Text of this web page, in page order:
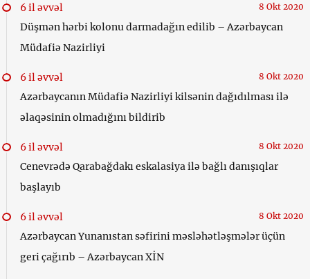
6 il əvvəl 8 Okt 2020
Düşmən hərbi kolonu darmadağın edilib – Azərbaycan
Müdafiə Nazirliyi
6 il əvvəl 8 Okt 2020
Azərbaycanın Müdafiə Nazirliyi kilsənin dağıdılması ilə
əlaqəsinin olmadığını bildirib
6 il əvvəl 8 Okt 2020
Cenevrədə Qarabağdakı eskalasiya ilə bağlı danışıqlar
başlayıb
6 il əvvəl 8 Okt 2020
Azərbaycan Yunanıstan səfirini məsləhətləşmələr üçün
geri çağırıb – Azərbaycan XİN